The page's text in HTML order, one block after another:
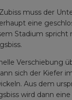
muss der
eine
Stadium spricht
Verschiebung
sich der Kiefer
Aus dem
wird dann